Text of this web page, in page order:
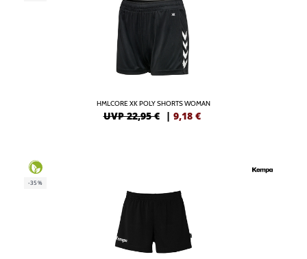
HMLCORE XK POLY SHORTS WOMAN
UVP 22,95 € | 9,18 €
-35%